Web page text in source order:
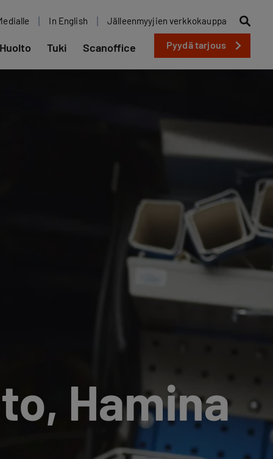
In English Jälleenmyyjien verkkokauppa
Huolto Tuki Scanoffice Pyydä tarjous
Hamina